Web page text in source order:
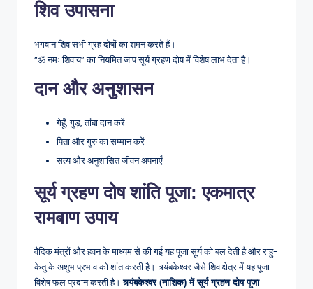
शिव उपासना
भगवान शिव सभी ग्रह दोषों का शमन करते हैं।
“ॐ नमः शिवाय” का नियमित जाप सूर्य ग्रहण दोष में विशेष लाभ देता है।
दान और अनुशासन
गेहूँ, गुड़, तांबा दान करें
पिता और गुरु का सम्मान करें
सत्य और अनुशासित जीवन अपनाएँ
सूर्य ग्रहण दोष शांति पूजा: एकमात्र
रामबाण उपाय
वैदिक मंत्रों और हवन के माध्यम से की गई यह पूजा सूर्य को बल देती है और राहु-
केतु के अशुभ प्रभाव को शांत करती है। त्र्यंबकेश्वर जैसे शिव क्षेत्र में यह पूजा
विशेष फल प्रदान करती है।त्र्यंबकेश्वर (नाशिक) में सूर्य ग्रहण दोष पूजा